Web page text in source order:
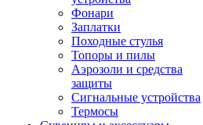
Фонари
Заплатки
Походные стулья
Топоры и пилы
Аэрозоли и средства
защиты
Сигнальные устройства
Термосы